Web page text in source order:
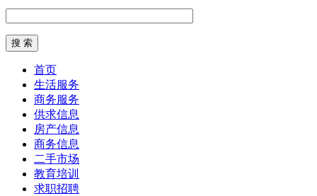
首页
生活服务
商务服务
供求信息
房产信息
商务信息
二手市场
教育培训
求职招聘